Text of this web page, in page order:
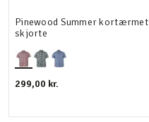
Pinewood Summer kortærmet
skjorte
299,00 kr.